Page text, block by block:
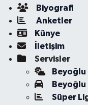
Biyografi
Anketler
Künye
İletişim
Servisler
Beyoğlu
Beyoğlu
Süper